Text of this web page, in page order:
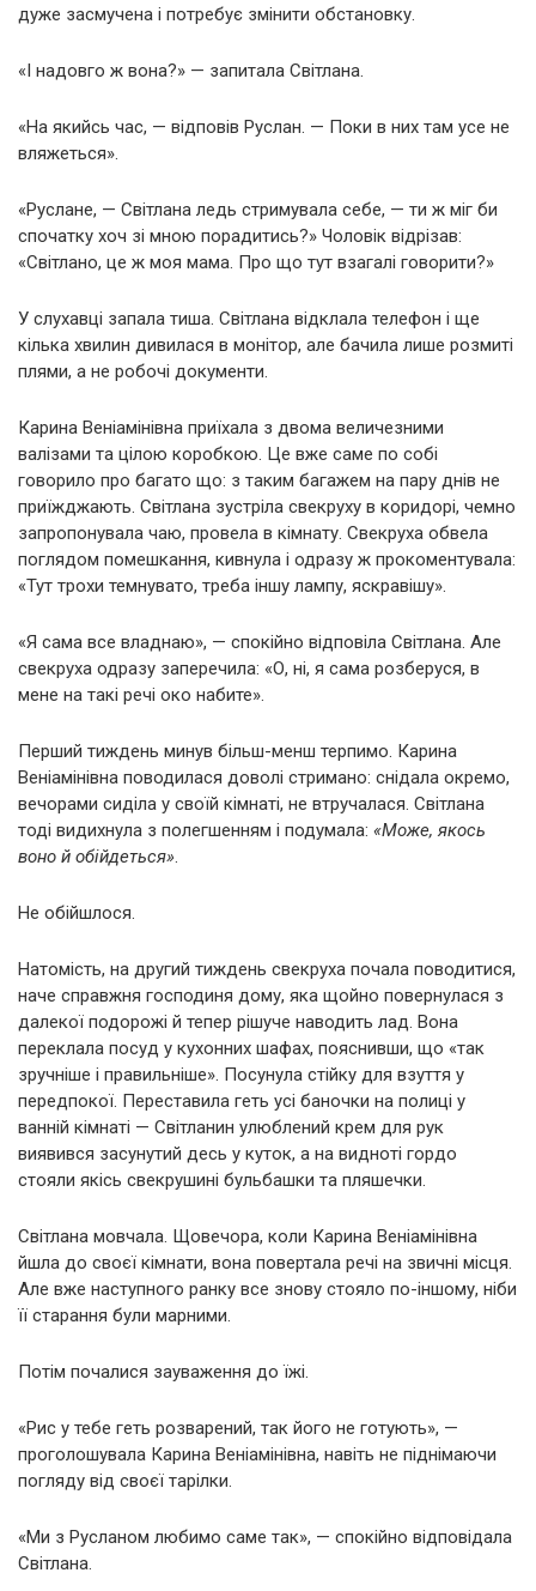
дуже засмучена і потребує змінити обстановку.
«І надовго ж вона?» — запитала Світлана.
«На якийсь час, — відповів Руслан. — Поки в них там усе не
вляжеться».
«Руслане, — Світлана ледь стримувала себе, — ти ж міг би
спочатку хоч зі мною порадитись?» Чоловік відрізав:
«Світлано, це ж моя мама. Про що тут взагалі говорити?»
У слухавці запала тиша. Світлана відклала телефон і ще
кілька хвилин дивилася в монітор, але бачила лише розмиті
плями, а не робочі документи.
Карина Веніамінівна приїхала з двома величезними
валізами та цілою коробкою. Це вже саме по собі
говорило про багато що: з таким багажем на пару днів не
приїжджають. Світлана зустріла свекруху в коридорі, чемно
запропонувала чаю, провела в кімнату. Свекруха обвела
поглядом помешкання, кивнула і одразу ж прокоментувала:
«Тут трохи темнувато, треба іншу лампу, яскравішу».
«Я сама все владнаю», — спокійно відповіла Світлана. Але
свекруха одразу заперечила: «О, ні, я сама розберуся, в
мене на такі речі око набите».
Перший тиждень минув більш-менш терпимо. Карина
Веніамінівна поводилася доволі стримано: снідала окремо,
вечорами сиділа у своїй кімнаті, не втручалася. Світлана
тоді видихнула з полегшенням і подумала: «Може, якось
воно й обійдеться»
Не обійшлося.
Натомість, на другий тиждень свекруха почала поводитися,
наче справжня господиня дому, яка щойно повернулася з
далекої подорожі й тепер рішуче наводить лад. Вона
переклала посуд у кухонних шафах, пояснивши, що «так
зручніше і правильніше». Посунула стійку для взуття у
передпокої. Переставила геть усі баночки на полиці у
ванній кімнаті — Світланин улюблений крем для рук
виявився засунутий десь у куток, а на видноті гордо
стояли якісь свекрушині бульбашки та пляшечки.
Світлана мовчала. Щовечора, коли Карина Веніамінівна
йшла до своєї кімнати, вона повертала речі на звичні місця.
Але вже наступного ранку все знову стояло по-іншому, ніби
її старання були марними.
Потім почалися зауваження до їжі.
«Рис у тебе геть розварений, так його не готують», —
проголошувала Карина Веніамінівна, навіть не піднімаючи
погляду від своєї тарілки.
«Ми з Русланом любимо саме так», — спокійно відповідала
Світлана.